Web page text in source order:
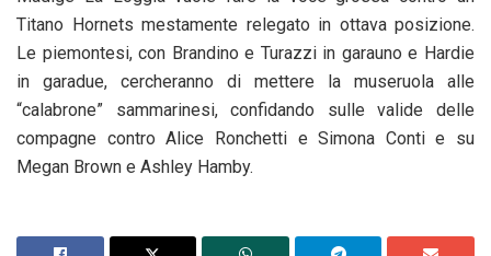
Titano Hornets mestamente relegato in ottava posizione.
Le piemontesi, con Brandino e Turazzi in garauno e Hardie
in garadue, cercheranno di mettere la museruola alle
“calabrone” sammarinesi, confidando sulle valide delle
compagne contro Alice Ronchetti e Simona Conti e su
Megan Brown e Ashley Hamby.